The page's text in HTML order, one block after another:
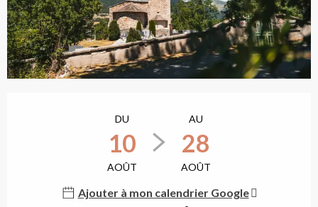
Ouverture et
DU
10
AOÛT
AU
28
AOÛT
Ajouter à mon calendrier Google